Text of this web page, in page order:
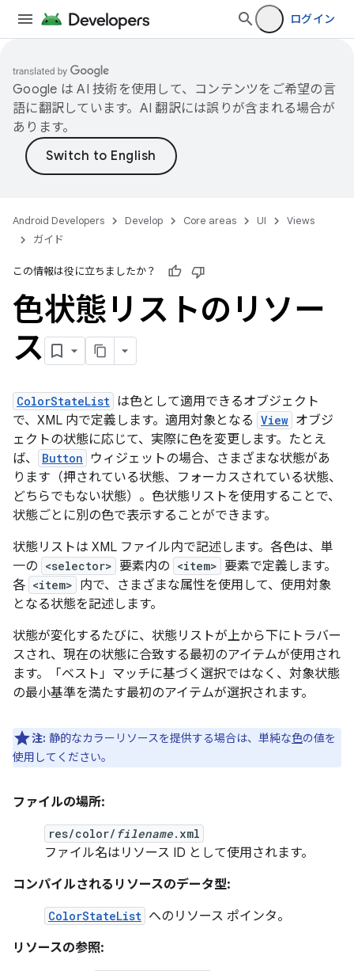
ログイン
Google は AI 技術を使用して、コンテンツをご希望の言
語に翻訳しています。AI 翻訳には誤りが含まれる場合が
あります。
Android Developers Develop Core areas UI
Views
ガイド
この情報は役に立ちましたか？
色状態リストのリソー
ス
ColorStateList は色として適用できるオブジェクト
で、XML 内で定義します。適用対象となる View オブジ
ェクトの状態に応じて、実際に色を変更します。たとえ
ば、
Button
ウィジェットの場合、さまざまな状態があ
ります（押されている状態、フォーカスされている状態、
どちらでもない状態）。色状態リストを使用することで、
状態ごとに別の色で表示することができます。
状態リストは XML ファイル内で記述します。各色は、単
一の <selector> 要素内の <item> 要素で定義します。
各 <item> 内で、さまざまな属性を使用して、使用対象
となる状態を記述します。
状態が変化するたびに、状態リストが上から下にトラバー
スされ、現在の状態に合致する最初のアイテムが使用され
ます。「ベスト」マッチに基づく選択ではなく、対象状態
の最小基準を満たす最初のアイテムが選択されます。
注: 静的なカラーリソースを提供する場合は、単純な色の値を
使用してください。
ファイルの場所:
res/color/ filename.xml
ファイル名はリソース ID として使用されます。
コンパイルされるリソースのデータ型:
ColorStateList へのリソース ポインタ。
リソースの参照: